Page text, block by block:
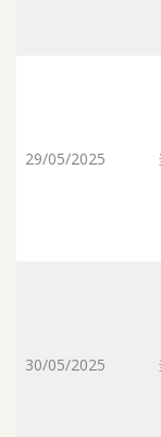
29/05/2025
30/05/2025